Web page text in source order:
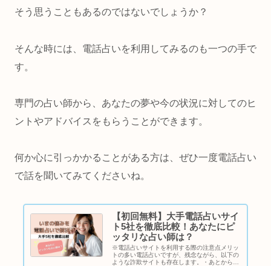
そう思うこともあるのではないでしょうか？
そんな時には、電話占いを利用してみるのも一つの手で
す。
専門の占い師から、あなたの夢や今の状況に対してのヒ
ントやアドバイスをもらうことができます。
何か心に引っかかることがある方は、ぜひ一度電話占い
で話を聞いてみてくださいね。
【初回無料】大手電話占いサイ
ト5社を徹底比較！あなたにピ
ッタリな占い師は？
※電話占いサイトを利用する際の注意点メリッ
トの多い電話占いですが、残念ながら、以下の
ような詐欺サイトも存在します。・あとから高